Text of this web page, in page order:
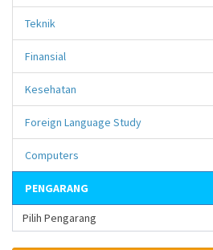
Teknik
Finansial
Kesehatan
Foreign Language Study
Computers
PENGARANG
Pilih Pengarang